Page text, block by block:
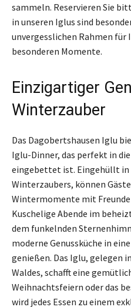
sammeln. Reservieren Sie
in unseren Iglus sind
unvergesslichen Rahmen für
besonderen Momente.
Einzigartiger
Winterzauber
Das Dagobertshausen Iglu
Iglu-Dinner, das perfekt in
eingebettet ist. Eingehüllt in
Winterzaubers, können
Wintermomente mit
Kuschelige Abende im
dem funkelnden
moderne Genussküche in
genießen. Das Iglu, gelegen
Waldes, schafft eine
Weihnachtsfeiern oder das
wird jedes Essen zu einem